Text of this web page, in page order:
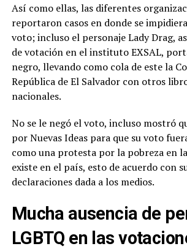
Así como ellas, las diferentes
reportaron casos en donde se
voto; incluso el personaje Lady Drag,
de votación en el instituto EXSAL,
negro, llevando como cola de este la
República de El Salvador con otros
nacionales.
No se le negó el voto, incluso mostró
por Nuevas Ideas para que su voto
como una protesta por la pobreza en
existe en el país, esto de acuerdo con
declaraciones dada a los medios.
Mucha ausencia de
LGBTQ en las